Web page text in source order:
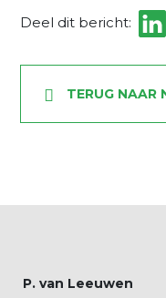
Deel dit bericht:
TERUG NAAR
P. van Leeuwen